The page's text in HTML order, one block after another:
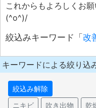
これからもよろしくお
(^o^)/
絞込みキーワード「 改
キーワードによる絞り込
絞込み解除
ニキビ
吹き出物 乾